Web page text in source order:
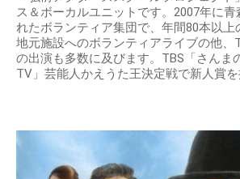
ス＆ボーカルユニットです。2007年に
れたボランティア集団で、年間80本以上
地元施設へのボランティアライブの他、
の出演も多数に及びます。TBS「さんま
TV」芸能人かえうた王決定戦で新人賞を